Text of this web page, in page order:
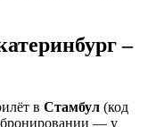
–
в Стамбул (код
бронировании — у